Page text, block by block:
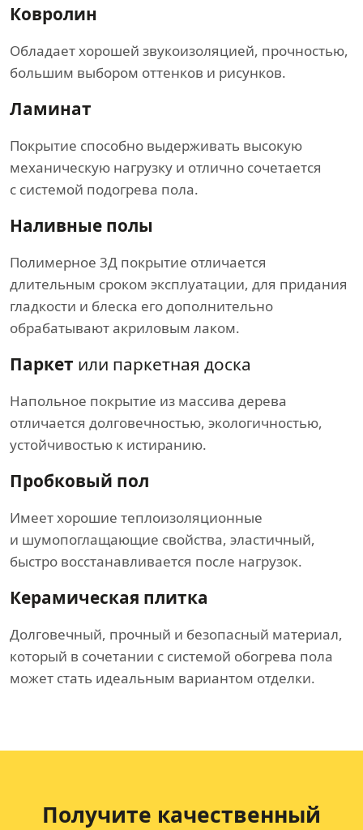
Ковролин
Обладает хорошей звукоизоляцией, прочностью,
большим выбором оттенков и рисунков.
Ламинат
Покрытие способно выдерживать высокую
механическую нагрузку и отлично сочетается
с системой подогрева пола.
Наливные полы
Полимерное 3Д покрытие отличается
длительным сроком эксплуатации, для придания
гладкости и блеска его дополнительно
обрабатывают акриловым лаком.
Паркет или паркетная доска
Напольное покрытие из массива дерева
отличается долговечностью, экологичностью,
устойчивостью к истиранию.
Пробковый пол
Имеет хорошие теплоизоляционные
и шумопоглащающие свойства, эластичный,
быстро восстанавливается после нагрузок.
Керамическая плитка
Долговечный, прочный и безопасный материал,
который в сочетании с системой обогрева пола
может стать идеальным вариантом отделки.
Получите качественный